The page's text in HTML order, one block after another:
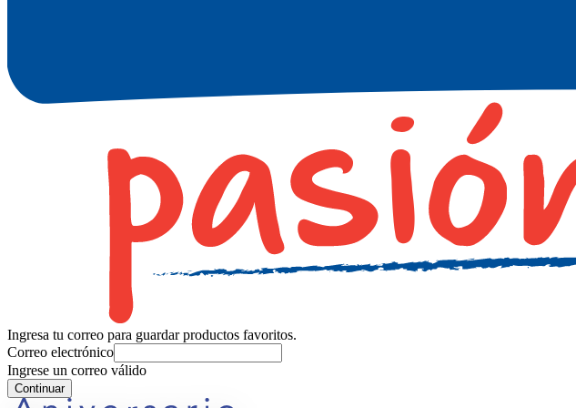
Ingresa tu correo para guardar productos favoritos.
Correo electrónico
Ingrese un correo válido
Continuar